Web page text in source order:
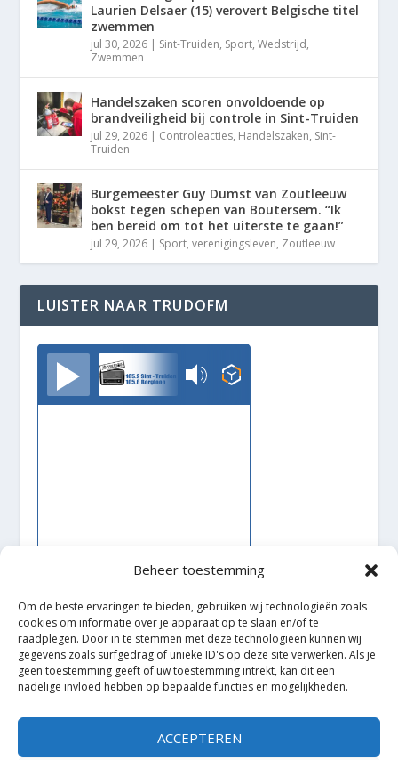
Beheer toestemming
Om de beste ervaringen te bieden, gebruiken wij technologieën zoals
cookies om informatie over je apparaat op te slaan en/of te
raadplegen. Door in te stemmen met deze technologieën kunnen wij
gegevens zoals surfgedrag of unieke ID's op deze site verwerken. Als je
geen toestemming geeft of uw toestemming intrekt, kan dit een
nadelige invloed hebben op bepaalde functies en mogelijkheden.
ACCEPTEREN
Laurien Delsaer (15) verovert Belgische titel
zwemmen
jul 30, 2026 | Sint-Truiden, Sport,Wedstrijd,
Zwemmen
Handelszaken scoren onvoldoende op
brandveiligheid bij controle in Sint-Truiden
jul 29, 2026 | Controleacties, Handelszaken, Sint-
Truiden
Burgemeester Guy Dumst van Zoutleeuw
bokst tegen schepen van Boutersem. “Ik
ben bereid om tot het uiterste te gaan!”
jul 29, 2026 | Sport,verenigingsleven, Zoutleeuw
LUISTER NAAR TRUDOFM
TrudoFM
Ontworpen door Elegant Themes | Mogelijk gemaakt door
WordPress